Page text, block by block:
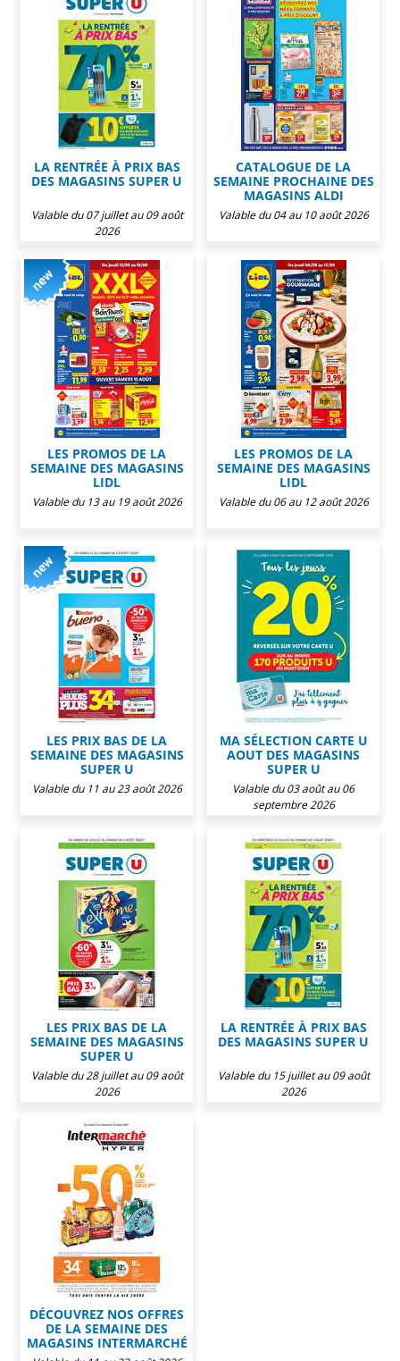
LA RENTRÉE À PRIX BAS
DES MAGASINS SUPER U
Valable du 07 juillet au 09 août
2026
CATALOGUE DE LA
SEMAINE PROCHAINE DES
MAGASINS ALDI
Valable du 04 au 10 août 2026
LES PROMOS DE LA
SEMAINE DES MAGASINS
LIDL
Valable du 13 au 19 août 2026
LES PROMOS DE LA
SEMAINE DES MAGASINS
LIDL
Valable du 06 au 12 août 2026
LES PRIX BAS DE LA
SEMAINE DES MAGASINS
SUPER U
Valable du 11 au 23 août 2026
MA SÉLECTION CARTE U
AOUT DES MAGASINS
SUPER U
Valable du 03 août au 06
septembre 2026
LES PRIX BAS DE LA
SEMAINE DES MAGASINS
SUPER U
Valable du 28 juillet au 09 août
2026
LA RENTRÉE À PRIX BAS
DES MAGASINS SUPER U
Valable du 15 juillet au 09 août
2026
DÉCOUVREZ NOS OFFRES
DE LA SEMAINE DES
MAGASINS INTERMARCHÉ